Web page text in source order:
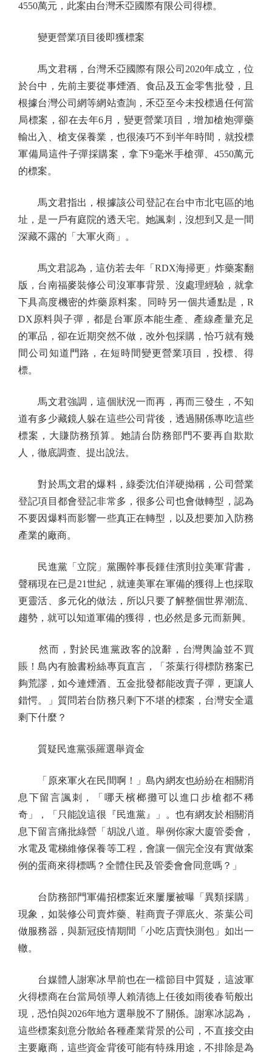
4550萬元，此案由台灣禾亞國際有限公司得標。
變更營業項目後即獲標案
馬文君稱，台灣禾亞國際有限公司2020年成立，位
於台中，先前主要從事煙酒、食品及五金零售批發，且
根據台灣公司網等網站查詢，禾亞至今未投標過任何當
局標案，卻在去年6月，變更營業項目，增加槍炮彈藥
輸出入、槍支保養業，也很湊巧不到半年時間，就投標
軍備局這件子彈採購案，拿下9毫米手槍彈、4550萬元
的標案。
馬文君指出，根據該公司登記在台中市北屯區的地
址，是一戶有庭院的透天宅。她諷刺，沒想到又是一間
深藏不露的「大軍火商」。
馬文君認為，這仿若去年「RDX海掃更」炸藥案翻
版，台南福麥裝修公司沒軍事背景、沒處理經驗，就拿
下具高度機密的炸藥原料案。同時另一個共通點是，R
DX原料與子彈，都是台軍原本能生產、產線產量充足
的軍品，卻在近期突然不做，改外包採購，恰巧就有幾
間公司知道門路，在短時間變更營業項目，投標、得
標。
馬文君強調，這個狀況一而再，再而三發生，不知
道有多少藏鏡人躲在這些公司背後，透過關係專吃這些
標案，大賺防務預算。她請台防務部門不要再自欺欺
人，徹底調查、提出說法。
對於馬文君的爆料，綠委沈伯洋硬拗稱，公司營業
登記項目都會登記非常多，很多公司也會做轉型，認為
不要因爆料而影響一些真正在轉型，以及想要加入防務
產業的廠商。
民進黨「立院」黨團幹事長鍾佳濱則拉美軍背書，
聲稱現在已是21世紀，就連美軍在軍備的獲得上也採取
更靈活、多元化的做法，所以只要了解整個世界潮流、
趨勢，就可以知道軍備的獲得，也必然是多元而新興。
然而，對於民進黨政客的說辭，台灣輿論並不買
賬！島內有臉書粉絲專頁直言，「茶葉行得標防務案已
夠荒謬，如今連煙酒、五金批發都能改賣子彈，更讓人
錯愕。」質問若台防務只剩下不堪的標案，台灣安全還
剩下什麼？
質疑民進黨張羅選舉資金
「原來軍火在民間啊！」島內網友也紛紛在相關消
息下留言諷刺，「哪天檳榔攤可以進口步槍都不稀
奇」，「只能說這很『民進黨』」。也有網友於相關消
息下留言痛批綠營「胡說八道。舉例你家大廈管委會，
水電及電梯維修保養等工程，會讓一個完全沒有實做案
例的蛋商來得標嗎？全體住民及管委會會同意嗎？」
台防務部門軍備招標案近來屢屢被曝「異類採購」
現象，如裝修公司賣炸藥、鞋商賣子彈底火、茶葉公司
做服務器，與新冠疫情期間「小吃店賣快測包」如出一
轍。
台媒體人謝寒冰早前也在一檔節目中質疑，這波軍
火得標商在台當局領導人賴清德上任後如雨後春筍般出
現，恐怕與2026年地方選舉脫不了關係。謝寒冰認為，
這些標案刻意分散給各種產業背景的公司，不直接交由
主要廠商，這些資金背後可能有特殊用途，不排除是為